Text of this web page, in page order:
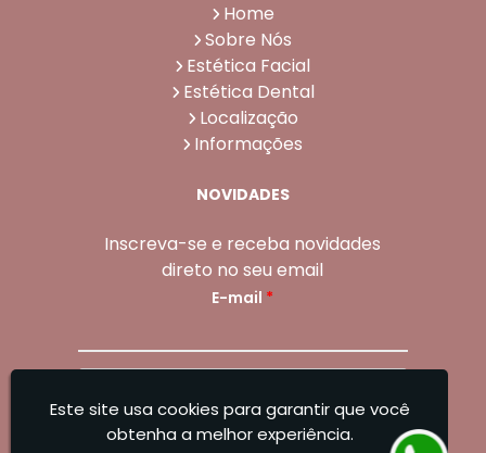
Home
Sobre Nós
Estética Facial
Estética Dental
Localização
Informações
NOVIDADES
Inscreva-se e receba novidades
direto no seu email
E-mail *
Sangoleti Odontologia - Estética Dental e
Este site usa cookies para garantir que você
obtenha a melhor experiência.